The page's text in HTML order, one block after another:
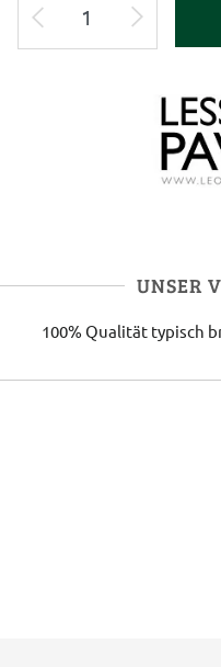
UNSER
100% Qualität typisch